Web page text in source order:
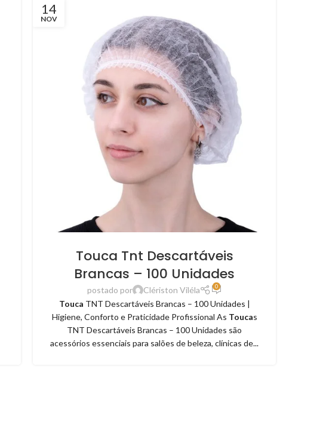
14
NOV
Touca Tnt Descartáveis
Brancas – 100 Unidades
postado por Clériston Viléla 0
Touca TNT Descartáveis Brancas – 100 Unidades |
Higiene, Conforto e Praticidade Profissional As Toucas
TNT Descartáveis Brancas – 100 Unidades são
acessórios essenciais para salões de beleza, clínicas de...